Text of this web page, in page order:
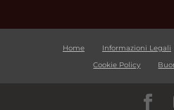
Home Informazioni Legali
Cookie Policy